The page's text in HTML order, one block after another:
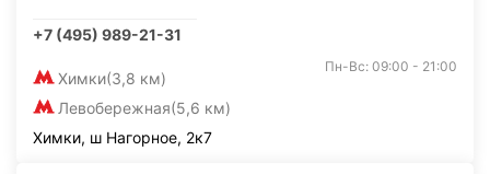
+7 (495) 989-21-31
Химки(3,8 км)
Левобережная(5,6 км)
Пн-Вс: 09:00 - 21:00
Химки, ш Нагорное, 2к7